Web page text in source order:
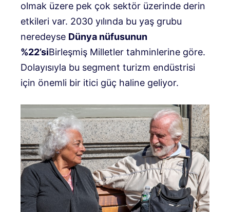
olmak üzere pek çok sektör üzerinde derin
etkileri var. 2030 yılında bu yaş grubu
neredeyse Dünya nüfusunun
%22’siBirleşmiş Milletler tahminlerine göre.
Dolayısıyla bu segment turizm endüstrisi
için önemli bir itici güç haline geliyor.